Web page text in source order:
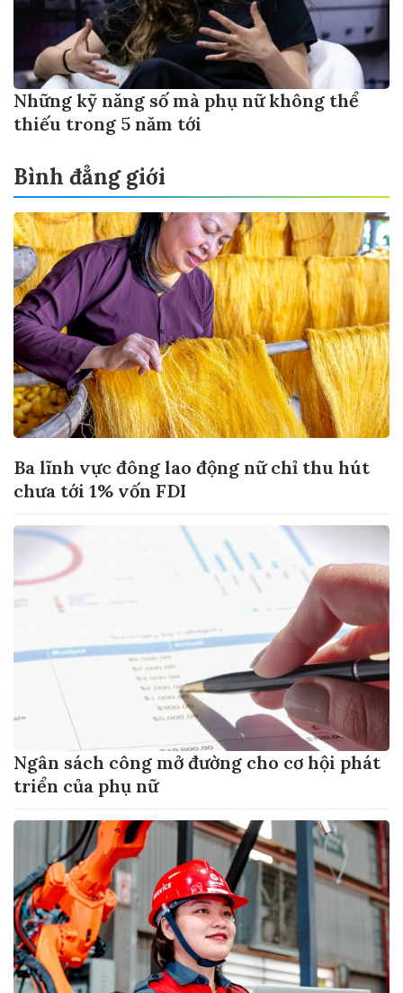
Những kỹ năng số mà phụ nữ không thể
thiếu trong 5 năm tới
Bình đẳng giới
Ba lĩnh vực đông lao động nữ chỉ thu hút
chưa tới 1% vốn FDI
Ngân sách công mở đường cho cơ hội phát
triển của phụ nữ